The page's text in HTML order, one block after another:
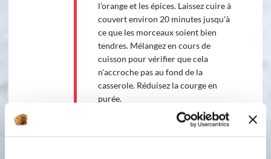
l'orange et les épices. Laissez cuire à
couvert environ 20 minutes jusqu'à
ce que les morceaux soient bien
tendres. Mélangez en cours de
cuisson pour vérifier que cela
n'accroche pas au fond de la
casserole. Réduisez la courge en
purée.
Mélangez les oeufs, le sucre, la